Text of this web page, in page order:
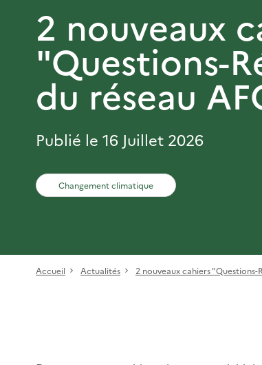
2 nouveaux
"Questions-
du réseau
Publié le 16 Juillet 2026
Changement climatique
Accueil Actualités 2 nouveaux cahiers "Questions-